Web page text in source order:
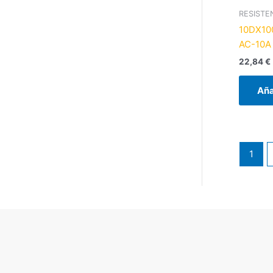
AC-10A
22,84€
1